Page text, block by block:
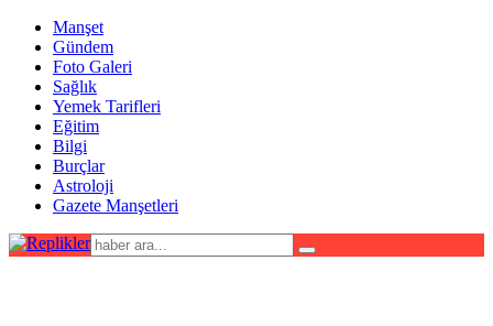
Manşet
Gündem
Foto Galeri
Sağlık
Yemek Tarifleri
Eğitim
Bilgi
Burçlar
Astroloji
Gazete Manşetleri